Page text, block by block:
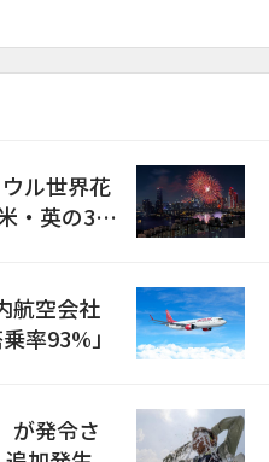
ル世界花
・英の3カ
航空会社
率93%」
が発令さ